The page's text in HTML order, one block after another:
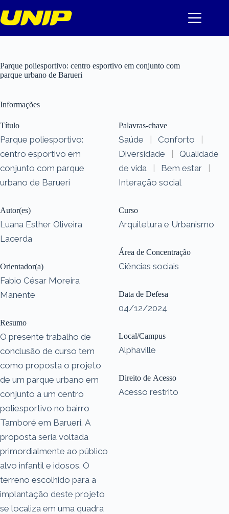
para
o
Parque poliesportivo: centro esportivo em conjunto com
parque urbano de Barueri
Informações
Título
Parque poliesportivo:
centro esportivo em
conjunto com parque
urbano de Barueri
Autor(es)
Luana Esther Oliveira
Lacerda
Orientador(a)
Fabio César Moreira
Manente
Resumo
O presente trabalho de
conclusão de curso tem
como proposta o projeto
de um parque urbano em
conjunto a um centro
poliesportivo no bairro
Tamboré em Barueri. A
proposta seria voltada
primordialmente ao público
alvo infantil e idosos. O
terreno escolhido para a
implantação deste projeto
se localiza em uma quadra
Palavras-chave
Saúde | Conforto
|
Diversidade
|
Qualidade
de vida
| Bem estar
|
Interação social
Curso
Arquitetura e Urbanismo
Área de Concentração
Ciências sociais
Data de Defesa
04/12/2024
Local/Campus
Alphaville
Direito de Acesso
Acesso restrito